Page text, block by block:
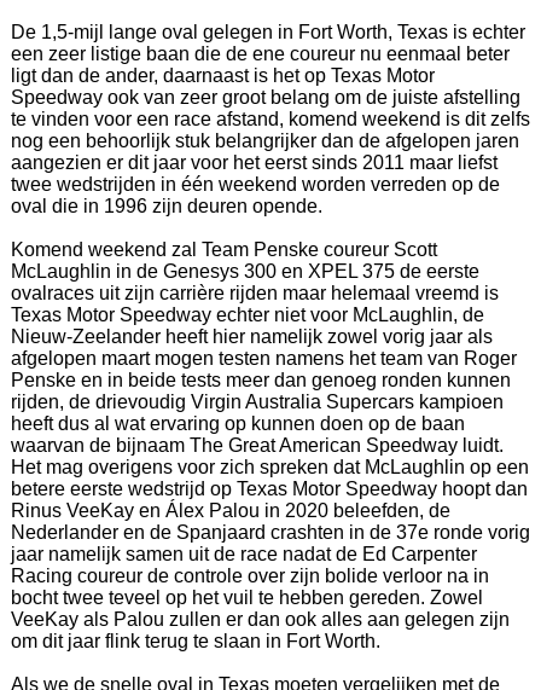
De 1,5-mijl lange oval gelegen in Fort Worth, Texas is echter
een zeer listige baan die de ene coureur nu eenmaal beter
ligt dan de ander, daarnaast is het op Texas Motor
Speedway ook van zeer groot belang om de juiste afstelling
te vinden voor een race afstand, komend weekend is dit zelfs
nog een behoorlijk stuk belangrijker dan de afgelopen jaren
aangezien er dit jaar voor het eerst sinds 2011 maar liefst
twee wedstrijden in één weekend worden verreden op de
oval die in 1996 zijn deuren opende.
Komend weekend zal Team Penske coureur Scott
McLaughlin in de Genesys 300 en XPEL 375 de eerste
ovalraces uit zijn carrière rijden maar helemaal vreemd is
Texas Motor Speedway echter niet voor McLaughlin, de
Nieuw-Zeelander heeft hier namelijk zowel vorig jaar als
afgelopen maart mogen testen namens het team van Roger
Penske en in beide tests meer dan genoeg ronden kunnen
rijden, de drievoudig Virgin Australia Supercars kampioen
heeft dus al wat ervaring op kunnen doen op de baan
waarvan de bijnaam The Great American Speedway luidt.
Het mag overigens voor zich spreken dat McLaughlin op een
betere eerste wedstrijd op Texas Motor Speedway hoopt dan
Rinus VeeKay en Álex Palou in 2020 beleefden, de
Nederlander en de Spanjaard crashten in de 37e ronde vorig
jaar namelijk samen uit de race nadat de Ed Carpenter
Racing coureur de controle over zijn bolide verloor na in
bocht twee teveel op het vuil te hebben gereden. Zowel
VeeKay als Palou zullen er dan ook alles aan gelegen zijn
om dit jaar flink terug te slaan in Fort Worth.
Als we de snelle oval in Texas moeten vergelijken met de